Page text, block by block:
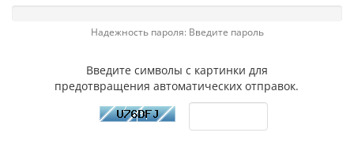
Надежность пароля: Введите пароль
Введите символы с картинки для
предотвращения автоматических отправок.